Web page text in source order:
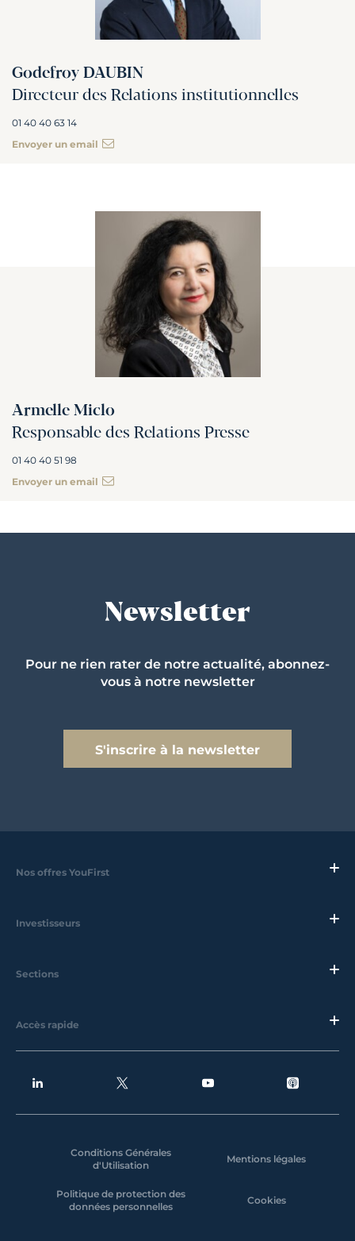
Godefroy DAUBIN
Directeur des Relations institutionnelles
01 40 40 63 14
Envoyer un email
Armelle Miclo
Responsable des Relations Presse
01 40 40 51 98
Envoyer un email
Newsletter
Pour ne rien rater de notre actualité, abonnez-
vous à notre newsletter
S'inscrire à la newsletter
Nos offres YouFirst
Investisseurs
Sections
Accès rapide
Conditions Générales
d'Utilisation
Mentions légales
Politique de protection des
données personnelles
Cookies